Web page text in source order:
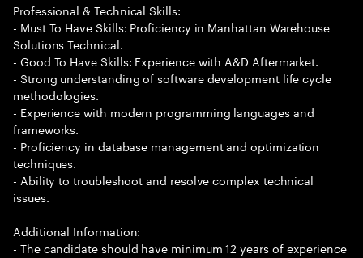
Professional & Technical Skills:
- Must To Have Skills: Proficiency in Manhattan Warehouse
Solutions Technical.
- Good To Have Skills: Experience with A&D Aftermarket.
- Strong understanding of software development life cycle
methodologies.
- Experience with modern programming languages and
frameworks.
- Proficiency in database management and optimization
techniques.
- Ability to troubleshoot and resolve complex technical
issues.
Additional Information:
- The candidate should have minimum 12 years of experience